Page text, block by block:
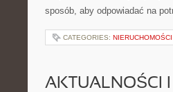
sposób, aby odpowiadać na
CATEGORIES: NIERUCHOMOŚCI
AKTUALNOŚCI